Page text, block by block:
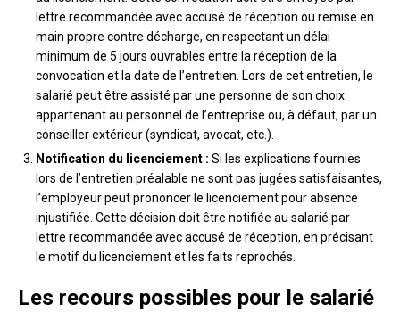
lettre recommandée avec accusé de réception ou remise en
main propre contre décharge, en respectant un délai
minimum de 5 jours ouvrables entre la réception de la
convocation et la date de l’entretien. Lors de cet entretien, le
salarié peut être assisté par une personne de son choix
appartenant au personnel de l’entreprise ou, à défaut, par un
conseiller extérieur (syndicat, avocat, etc.).
Notification du licenciement : Si les explications fournies
lors de l’entretien préalable ne sont pas jugées satisfaisantes,
l’employeur peut prononcer le licenciement pour absence
injustifiée. Cette décision doit être notifiée au salarié par
lettre recommandée avec accusé de réception, en précisant
le motif du licenciement et les faits reprochés.
Les recours possibles pour le salarié